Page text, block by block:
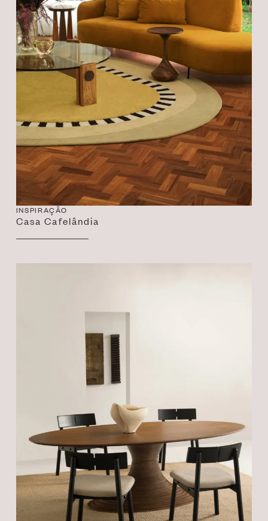
INSPIRAÇÃO
Casa Cafelândia